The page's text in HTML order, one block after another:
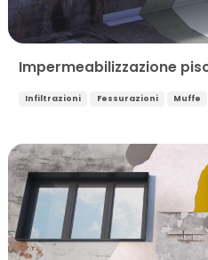
Impermeabilizzazione
Infiltrazioni Fessurazioni Muffe